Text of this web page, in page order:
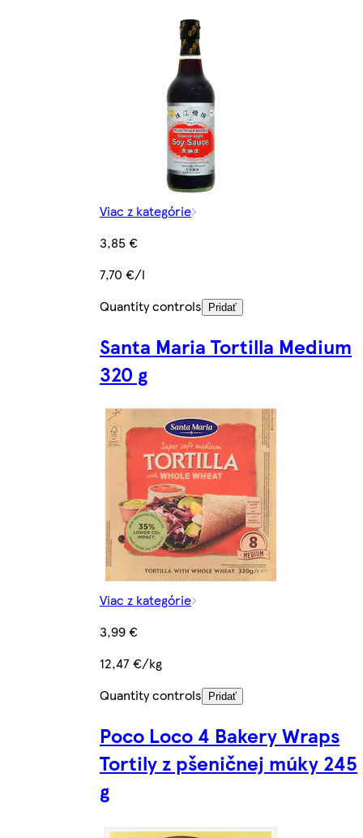
Viac z kategórie
3,85 €
7,70 €/l
Quantity controls
Pridať
Santa Maria Tortilla Medium
320 g
Viac z kategórie
3,99 €
12,47 €/kg
Quantity controls
Pridať
Poco Loco 4 Bakery Wraps
Tortily z pšeničnej múky 245
g